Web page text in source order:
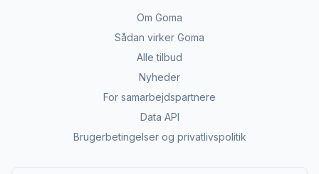
Om Goma
Sådan virker Goma
Alle tilbud
Nyheder
For samarbejdspartnere
Data API
Brugerbetingelser og privatlivspolitik